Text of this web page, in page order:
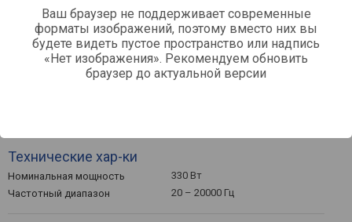
Ваш браузер не поддерживает современные
форматы изображений, поэтому вместо них вы
будете видеть пустое пространство или надпись
«Нет изображения». Рекомендуем обновить
браузер до актуальной версии
Общее
Дисплей
Управление
пульт ДУ
Потребляемая мощность
55 Вт
Габариты (ШхВхГ)
900x64x88 мм
Технические хар-ки
Номинальная мощность
330 Вт
Частотный диапазон
20 – 20000 Гц